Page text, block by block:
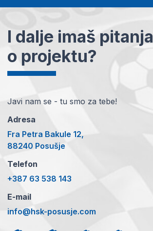
I dalje imaš pitanja
o projektu?
Javi nam se - tu smo za tebe!
Adresa
Fra Petra Bakule 12,
88240 Posušje
Telefon
+387 63 538 143
E-mail
info@hsk-posusje.com